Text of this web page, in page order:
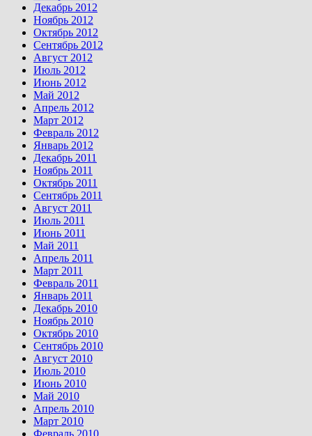
Декабрь 2012
Ноябрь 2012
Октябрь 2012
Сентябрь 2012
Август 2012
Июль 2012
Июнь 2012
Май 2012
Апрель 2012
Март 2012
Февраль 2012
Январь 2012
Декабрь 2011
Ноябрь 2011
Октябрь 2011
Сентябрь 2011
Август 2011
Июль 2011
Июнь 2011
Май 2011
Апрель 2011
Март 2011
Февраль 2011
Январь 2011
Декабрь 2010
Ноябрь 2010
Октябрь 2010
Сентябрь 2010
Август 2010
Июль 2010
Июнь 2010
Май 2010
Апрель 2010
Март 2010